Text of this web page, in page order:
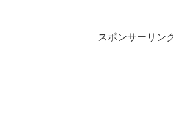
スポンサーリン